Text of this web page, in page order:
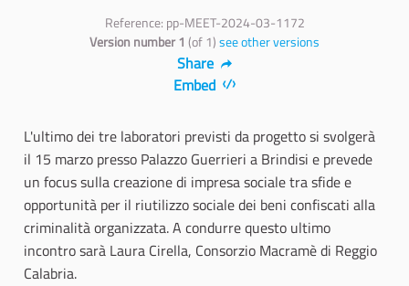
Reference: pp-MEET-2024-03-1172
Version number 1 (of 1)see other versions
Share
Embed
L'ultimo dei tre laboratori previsti da progetto si svolgerà
il 15 marzo presso Palazzo Guerrieri a Brindisi e prevede
un focus sulla creazione di impresa sociale tra sfide e
opportunità per il riutilizzo sociale dei beni confiscati alla
criminalità organizzata. A condurre questo ultimo
incontro sarà Laura Cirella, Consorzio Macramè di Reggio
Calabria.